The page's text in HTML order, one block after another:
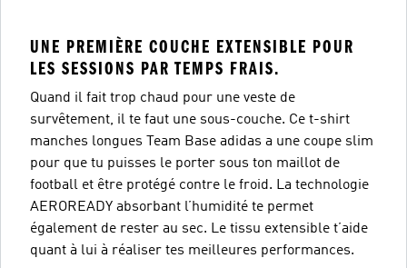
UNE PREMIÈRE COUCHE EXTENSIBLE POUR
LES SESSIONS PAR TEMPS FRAIS.
Quand il fait trop chaud pour une veste de
survêtement, il te faut une sous-couche. Ce t-shirt
manches longues Team Base adidas a une coupe slim
pour que tu puisses le porter sous ton maillot de
football et être protégé contre le froid. La technologie
AEROREADY absorbant l’humidité te permet
également de rester au sec. Le tissu extensible t’aide
quant à lui à réaliser tes meilleures performances.